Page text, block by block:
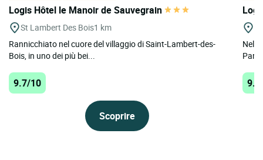
Logis Hôtel le Manoir de Sauvegrain
St Lambert Des Bois1 km
Rannicchiato nel cuore del villaggio di Saint-Lambert-des-
Bois, in uno dei più bei...
9.7/10
Scoprire